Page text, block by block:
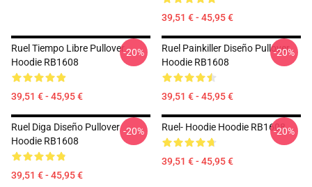
39,51 € - 45,95 €
Ruel Tiempo Libre Pullover
Hoodie RB1608
39,51 € - 45,95 €
-20%
Ruel Painkiller Diseño Pullover
Hoodie RB1608
39,51 € - 45,95 €
-20%
Ruel Diga Diseño Pullover
Hoodie RB1608
39,51 € - 45,95 €
-20% Ruel- Hoodie Hoodie RB1608
39,51 € - 45,95 €
-20%